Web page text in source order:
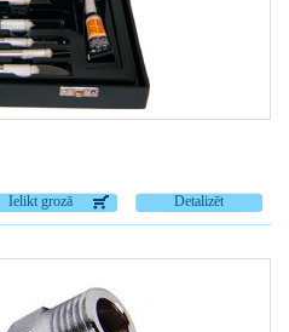
Detalizēt
Ielikt grozā